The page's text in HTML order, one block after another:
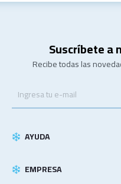
Suscríbete a
Recibe todas las
AYUDA
EMPRESA